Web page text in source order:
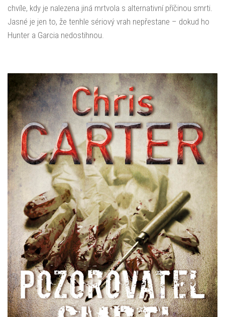
chvíle, kdy je nalezena jiná mrtvola s alternativní příčinou smrti.
Jasné je jen to, že tenhle sériový vrah nepřestane – dokud ho
Hunter a Garcia nedostihnou.